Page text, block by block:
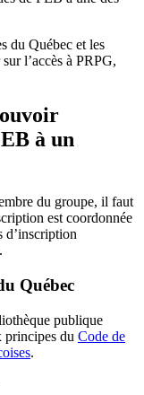
du Québec et les
l’accès à PRPG,
à un
du groupe, il faut
est coordonnée
d’inscription
Québec
publique
principes du Code de
.